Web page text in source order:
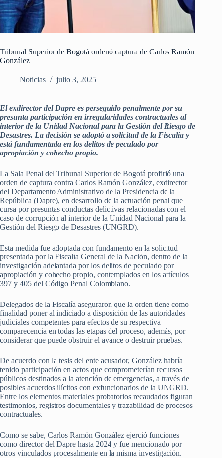
Tribunal Superior de Bogotá ordenó captura de Carlos Ramón
González
Noticias julio 3, 2025
El exdirector del Dapre es perseguido penalmente por su
presunta participación en irregularidades contractuales al
interior de la Unidad Nacional para la Gestión del Riesgo de
Desastres. La decisión se adoptó a solicitud de la Fiscalía y
está fundamentada en los delitos de peculado por
apropiación y cohecho propio.
La Sala Penal del Tribunal Superior de Bogotá profirió una
orden de captura contra Carlos Ramón González, exdirector
del Departamento Administrativo de la Presidencia de la
República (Dapre), en desarrollo de la actuación penal que
cursa por presuntas conductas delictivas relacionadas con el
caso de corrupción al interior de la Unidad Nacional para la
Gestión del Riesgo de Desastres (UNGRD).
Esta medida fue adoptada con fundamento en la solicitud
presentada por la Fiscalía General de la Nación, dentro de la
investigación adelantada por los delitos de peculado por
apropiación y cohecho propio, contemplados en los artículos
397 y 405 del Código Penal Colombiano.
Delegados de la Fiscalía aseguraron que la orden tiene como
finalidad poner al indiciado a disposición de las autoridades
judiciales competentes para efectos de su respectiva
comparecencia en todas las etapas del proceso, además, por
considerar que puede obstruir el avance o destruir pruebas.
De acuerdo con la tesis del ente acusador, González habría
tenido participación en actos que comprometerían recursos
públicos destinados a la atención de emergencias, a través de
posibles acuerdos ilícitos con exfuncionarios de la UNGRD.
Entre los elementos materiales probatorios recaudados figuran
testimonios, registros documentales y trazabilidad de procesos
contractuales.
Como se sabe, Carlos Ramón González ejerció funciones
como director del Dapre hasta 2024 y fue mencionado por
otros vinculados procesalmente en la misma investigación.